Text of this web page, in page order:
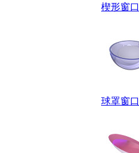
楔形窗
球罩窗口